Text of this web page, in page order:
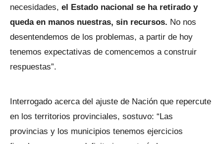
necesidades, el Estado nacional se ha retirado y
queda en manos nuestras, sin recursos. No nos
desentendemos de los problemas, a partir de hoy
tenemos expectativas de comencemos a construir
respuestas”.
Interrogado acerca del ajuste de Nación que repercute
en los territorios provinciales, sostuvo: “Las
provincias y los municipios tenemos ejercicios